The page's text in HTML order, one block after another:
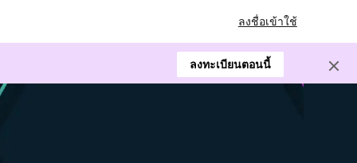
ลงชื่อเข้าใช้
ลงทะเบียนตอนนี้